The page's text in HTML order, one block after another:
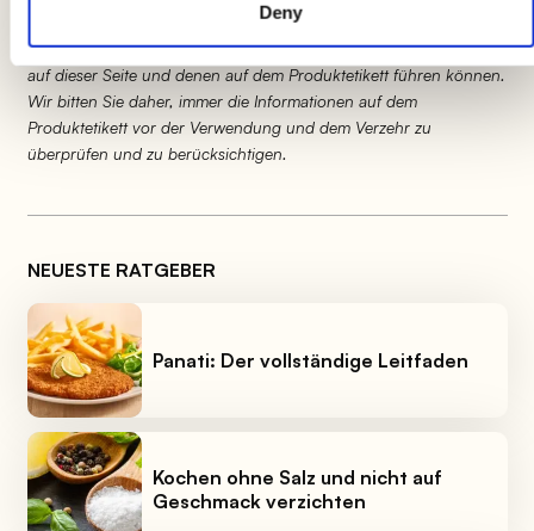
Deny
Produktinformationen können Änderungen unterliegen, die
vorübergehend zu Abweichungen zwischen den Informationen
auf dieser Seite und denen auf dem Produktetikett führen können.
Wir bitten Sie daher, immer die Informationen auf dem
Produktetikett vor der Verwendung und dem Verzehr zu
überprüfen und zu berücksichtigen.
NEUESTE RATGEBER
Panati: Der vollständige Leitfaden
Kochen ohne Salz und nicht auf
Geschmack verzichten